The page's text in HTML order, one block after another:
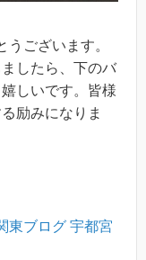
うございます。
したら、下のバ
しいです。皆様
励みになりま